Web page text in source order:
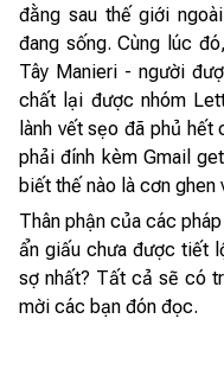
đằng sau thế giới
đang sống. Cùng lúc
Tây Manieri - người
chất lại được nhóm
lành vết sẹo đã phủ
phải đính kèm Gmail
biết thế nào là cơn
Thân phận của các
ẩn giấu chưa được tiết
sợ nhất? Tất cả sẽ có
mời các bạn đón đọc.